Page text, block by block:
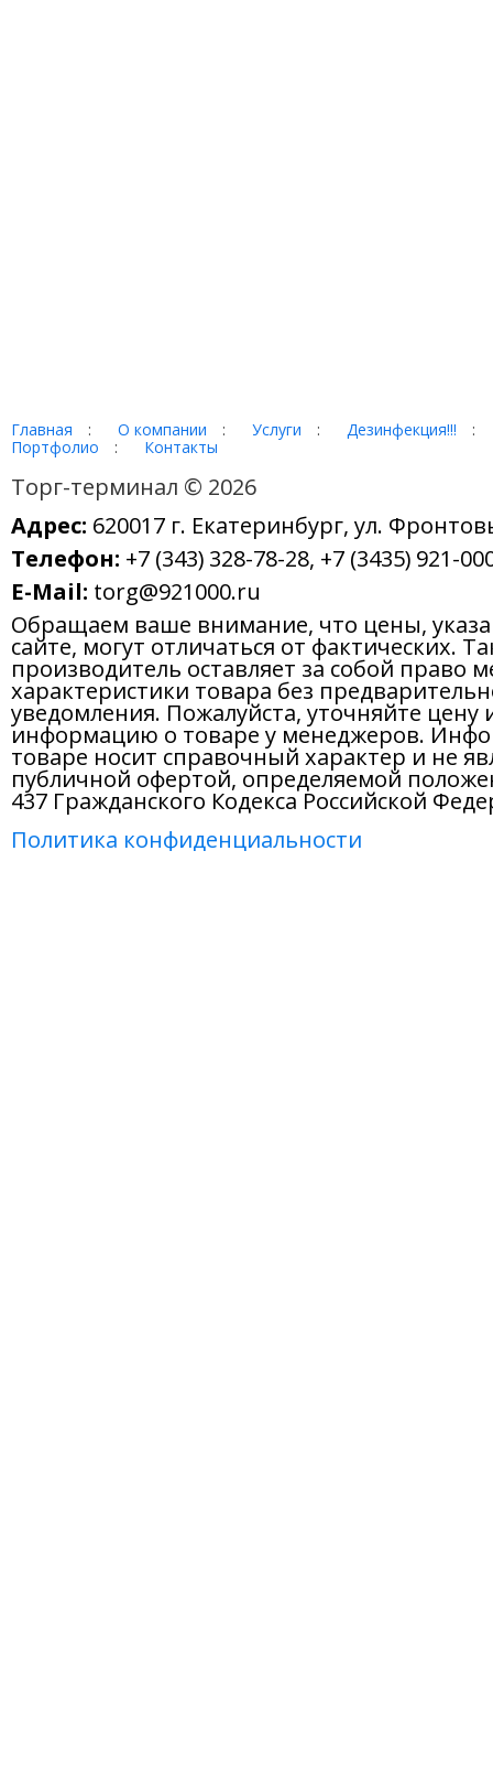
Главная : О компании : Услуги : Дезинфекция!!!
:
Портфолио
: Контакты
Торг-терминал © 2026
Адрес: 620017 г. Екатеринбург, ул.
Телефон: +7 (343) 328-78-28, +7 (3435) 921-
E-Mail: torg@921000.ru
Обращаем ваше внимание, что цены,
сайте, могут отличаться от фактических.
производитель оставляет за собой право
характеристики товара без
уведомления. Пожалуйста, уточняйте цену
информацию о товаре у менеджеров.
товаре носит справочный характер и не
публичной офертой, определяемой
437 Гражданского Кодекса Российской
Политика конфиденциальности